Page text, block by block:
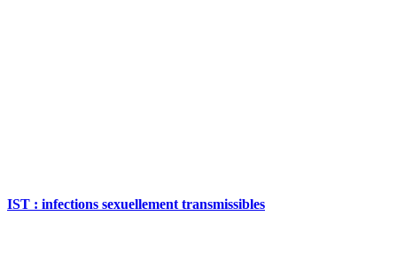
IST : infections sexuellement transmissibles